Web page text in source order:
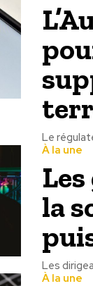
Le
À la une
la
Les
À la une